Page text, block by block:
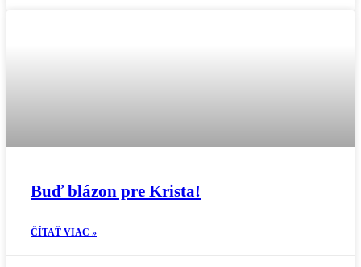
Buď blázon pre Krista!
ČÍTAŤ VIAC »